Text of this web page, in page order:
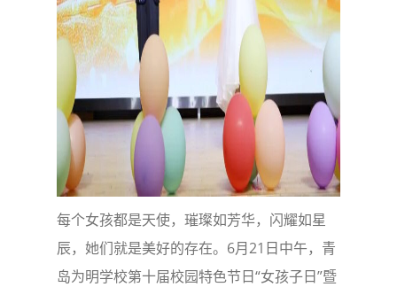
每个女孩都是天使，璀璨如芳华，闪耀如星
辰，她们就是美好的存在。6月21日中午，青
岛为明学校第十届校园特色节日“女孩子日”暨